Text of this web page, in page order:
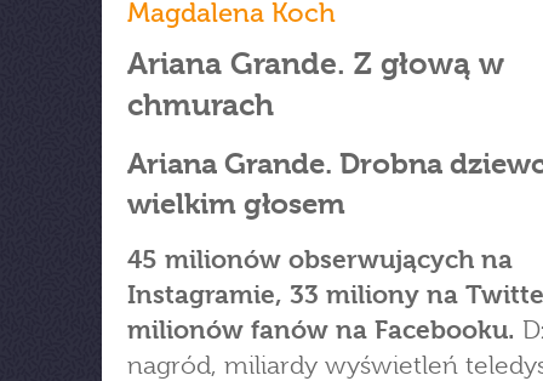
Magdalena Koch
Ariana Grande. Z głową w
chmurach
Ariana Grande. Drobna
wielkim głosem
45 milionów obserwujących na
Instagramie, 33 miliony na
milionów fanów na Facebooku.
nagród, miliardy wyświetleń